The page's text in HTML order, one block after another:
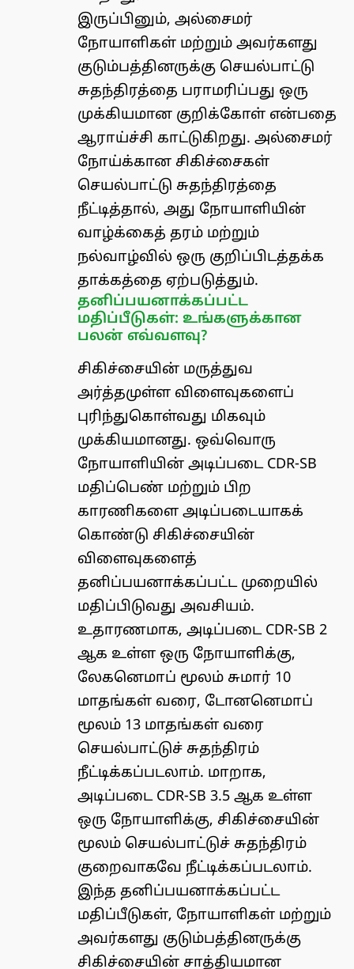
இருப்பினும், அல்சைமர்
நோயாளிகள் மற்றும் அவர்களது
குடும்பத்தினருக்கு செயல்பாட்டு
சுதந்திரத்தை பராமரிப்பது ஒரு
முக்கியமான குறிக்கோள் என்பதை
ஆராய்ச்சி காட்டுகிறது. அல்சைமர்
நோய்க்கான சிகிச்சைகள்
செயல்பாட்டு சுதந்திரத்தை
நீட்டித்தால், அது நோயாளியின்
வாழ்க்கைத் தரம் மற்றும்
நல்வாழ்வில் ஒரு குறிப்பிடத்தக்க
தாக்கத்தை ஏற்படுத்தும்.
தனிப்பயனாக்கப்பட்ட
மதிப்பீடுகள்: உங்களுக்கான
பலன் எவ்வளவு?
சிகிச்சையின் மருத்துவ
அர்த்தமுள்ள விளைவுகளைப்
புரிந்துகொள்வது மிகவும்
முக்கியமானது. ஒவ்வொரு
நோயாளியின் அடிப்படை CDR-SB
மதிப்பெண் மற்றும் பிற
காரணிகளை அடிப்படையாகக்
கொண்டு சிகிச்சையின்
விளைவுகளைத்
தனிப்பயனாக்கப்பட்ட முறையில்
மதிப்பிடுவது அவசியம்.
உதாரணமாக, அடிப்படை CDR-SB 2
ஆக உள்ள ஒரு நோயாளிக்கு,
லேகனெமாப் மூலம் சுமார் 10
மாதங்கள் வரை, டோனனெமாப்
மூலம் 13 மாதங்கள் வரை
செயல்பாட்டுச் சுதந்திரம்
நீட்டிக்கப்படலாம். மாறாக,
அடிப்படை CDR-SB 3.5 ஆக உள்ள
ஒரு நோயாளிக்கு, சிகிச்சையின்
மூலம் செயல்பாட்டுச் சுதந்திரம்
குறைவாகவே நீட்டிக்கப்படலாம்.
இந்த தனிப்பயனாக்கப்பட்ட
மதிப்பீடுகள், நோயாளிகள் மற்றும்
அவர்களது குடும்பத்தினருக்கு
சிகிச்சையின் சாத்தியமான